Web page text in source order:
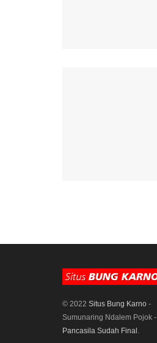
© 2022 Situs Bung Karno -
Sumunaring Ndalem Pojok -
Pancasila Sudah Final .